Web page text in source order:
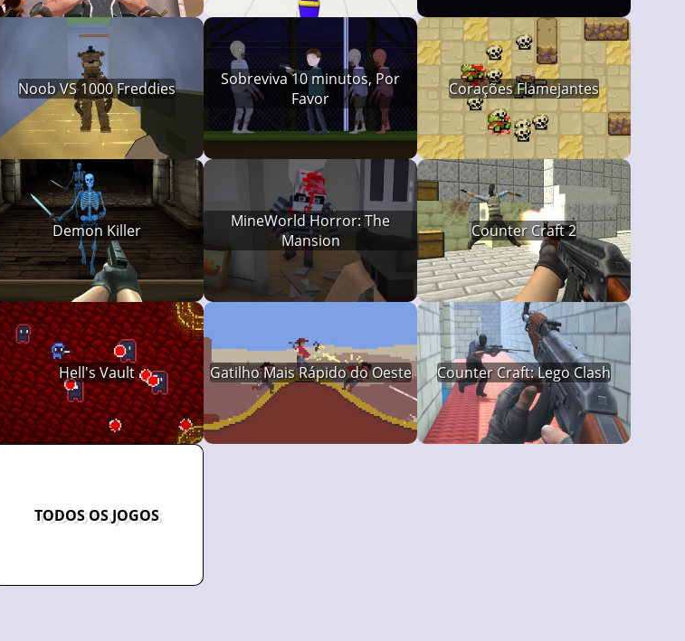
Noob VS 1000 Freddies
Sobreviva 10 minutos, Por
Favor
Corações Flamejantes
Demon Killer
MineWorld Horror: The
Mansion
Counter Craft 2
Hell's Vault Gatilho Mais Rápido do Oeste Counter Craft: Lego Clash
TODOS OS JOGOS